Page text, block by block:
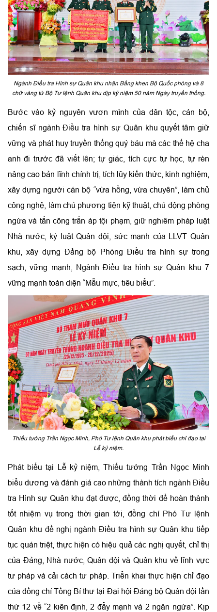
Ngành Điều tra Hình sự Quân khu nhận Bằng khen Bộ Quốc phòng và 8
chữ vàng từ Bộ Tư lệnh Quân khu dịp kỷ niệm 50 năm Ngày truyền thống.
Bước vào kỷ nguyên vươn mình của dân tộc, cán bộ,
chiến sĩ ngành Điều tra hình sự Quân khu quyết tâm giữ
vững và phát huy truyền thống quý báu mà các thế hệ cha
anh đi trước đã viết lên; tự giác, tích cực tự học, tự rèn
nâng cao bản lĩnh chính trị, tích lũy kiến thức, kinh nghiệm,
xây dựng người cán bộ “vừa hồng, vừa chuyên”, làm chủ
công nghệ, làm chủ phương tiện kỹ thuật, chủ động phòng
ngừa và tấn công trấn áp tội phạm, giữ nghiêm pháp luật
Nhà nước, kỷ luật Quân đội, sức mạnh của LLVT Quân
khu, xây dựng Đảng bộ Phòng Điều tra hình sự trong
sạch, vững mạnh; Ngành Điều tra hình sự Quân khu 7
vững mạnh toàn diện “Mẫu mực, tiêu biểu”.
Thiếu tướng Trần Ngọc Minh, Phó Tư lệnh Quân khu phát biểu chỉ đạo tại
Lễ kỷ niệm.
Phát biểu tại Lễ kỷ niệm, Thiếu tướng Trần Ngọc Minh
biểu dương và đánh giá cao những thành tích ngành Điều
tra Hình sự Quân khu đạt được, đồng thời để hoàn thành
tốt nhiệm vụ trong thời gian tới, đồng chí Phó Tư lệnh
Quân khu đề nghị ngành Điều tra hình sự Quân khu tiếp
tục quán triệt, thực hiện có hiệu quả các nghị quyết, chỉ thị
của Đảng, Nhà nước, Quân đội và Quân khu về lĩnh vực
tư pháp và cải cách tư pháp. Triển khai thực hiện chỉ đạo
của đồng chí Tổng Bí thư tại Đại hội Đảng bộ Quân đội lần
thứ 12 về “2 kiên định, 2 đẩy mạnh và 2 ngăn ngừa”. Kịp